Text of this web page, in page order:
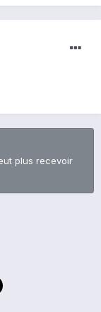
plus recevoir